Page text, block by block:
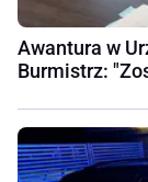
Awantura w
Burmistrz: